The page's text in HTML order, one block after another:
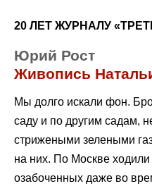
20 ЛЕТ ЖУРНАЛУ
Юрий Рост
Живопись
Мы долго искали фон.
саду и по другим садам,
стрижеными зелеными
на них. По Москве
озабоченных даже во